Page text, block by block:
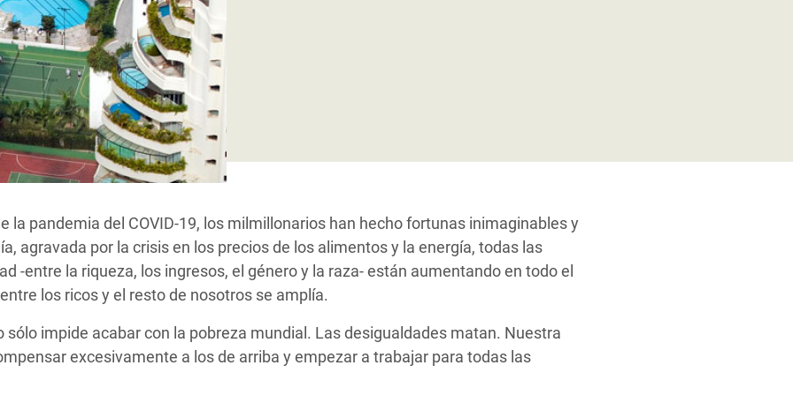
y Alimentaria
Oriental
Personas Refugiadas
del Sur
Refugiados Rohinyá
Yemen
la pandemia del COVID-19, los milmillonarios han hecho fortunas inimaginables y
agravada por la crisis en los precios de los alimentos y la energía, todas las
-entre la riqueza, los ingresos, el género y la raza- están aumentando en todo el
los ricos y el resto de nosotros se amplía.
sólo impide acabar con la pobreza mundial. Las desigualdades matan. Nuestra
excesivamente a los de arriba y empezar a trabajar para todas las